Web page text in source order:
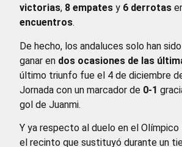
victorias, 8 empates y 6 derrotas
encuentros.
De hecho, los andaluces solo han
ganar en dos ocasiones de las
último triunfo fue el 4 de diciembre
Jornada con un marcador de 0-1
gol de Juanmi.
Y ya respecto al duelo en el Olímpico
el recinto que sustituyó durante un